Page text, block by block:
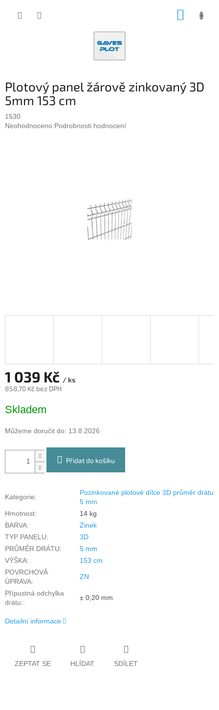
Plotový panel žárově zinkovaný 3D
5mm 153 cm
1530
Průměrné
Neohodnoceno Podrobnosti hodnocení
1 039 Kč / ks
858,70 Kč bez DPH
cena:
Skladem
Můžeme doručit do: 13.8.2026
Přidat do košíku
Kategorie:
Pozinkované plotové dílce 3D průměr drátu
5 mm
Hmotnost:
14 kg
BARVA:
Zinek
TYP PANELU:
3D
PRŮMĚR DRÁTU:
5 mm
VÝŠKA:
153 cm
POVRCHOVÁ
ÚPRAVA:
ZN
Přípustná odchylka
drátu::
± 0,20 mm
Detailní informace
ZEPTAT SE HLÍDAT SDÍLET